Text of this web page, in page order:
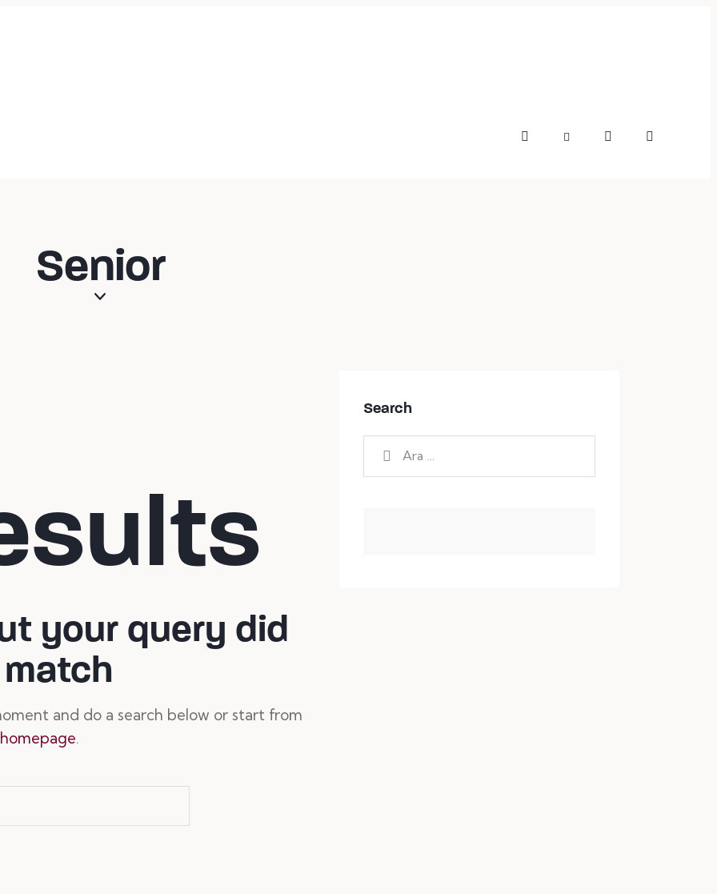
Senior
your query did
and do a search below or start from
.
Search
Arama: